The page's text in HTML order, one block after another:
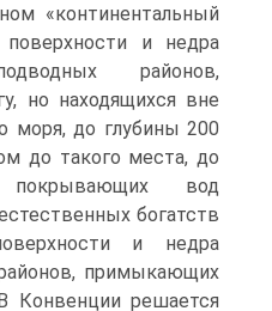
«континентальный
и недра
районов,
но находящихся вне
моря, до глубины 200
до такого места, до
покрывающих вод
богатств
и недра
примыкающих
Конвенции решается